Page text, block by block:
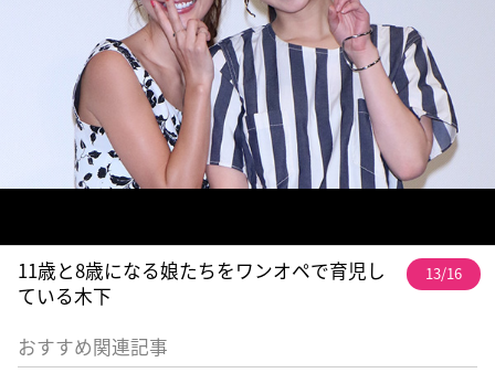
11歳と8歳になる娘たちをワンオペで育児し
ている木下
13/16
おすすめ関連記事